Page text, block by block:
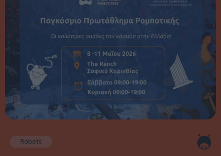
Robots